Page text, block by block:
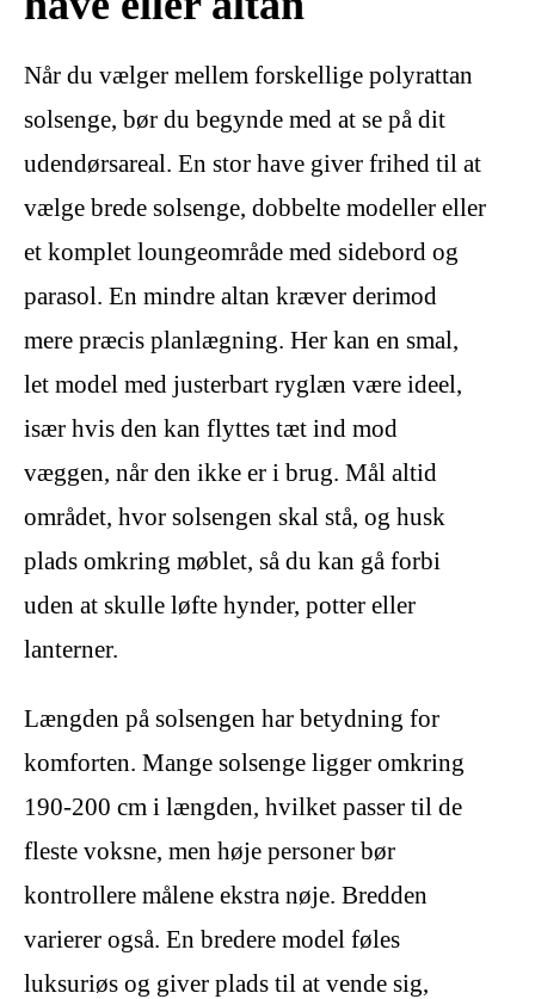
Når du vælger mellem forskellige polyrattan
solsenge, bør du begynde med at se på dit
udendørsareal. En stor have giver frihed til at
vælge brede solsenge, dobbelte modeller eller
et komplet loungeområde med sidebord og
parasol. En mindre altan kræver derimod
mere præcis planlægning. Her kan en smal,
let model med justerbart ryglæn være ideel,
især hvis den kan flyttes tæt ind mod
væggen, når den ikke er i brug. Mål altid
området, hvor solsengen skal stå, og husk
plads omkring møblet, så du kan gå forbi
uden at skulle løfte hynder, potter eller
lanterner.
Længden på solsengen har betydning for
komforten. Mange solsenge ligger omkring
190-200 cm i længden, hvilket passer til de
fleste voksne, men høje personer bør
kontrollere målene ekstra nøje. Bredden
varierer også. En bredere model føles
luksuriøs og giver plads til at vende sig,